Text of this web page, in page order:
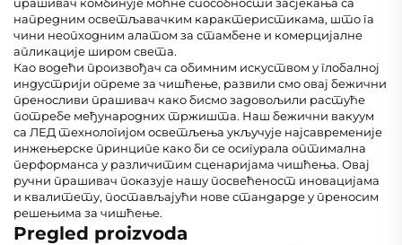
напредним осветљавачким карактеристикама, што га
чини неопходним алатом за стамбене и комерцијалне
апликације широм света.
Као водећи произвођач са обимним искуством у глобалној
индустрији опреме за чишћење, развили смо овај бежични
преносливи прашивач како бисмо задовољили растуће
потребе међународних тржишта. Наш бежични вакуум
са ЛЕД технологијом осветљења укључује најсавременије
инжењерске принципе како би се осигурала оптимална
перформанса у различитим сценаријама чишћења. Овај
ручни прашивач показује нашу посвећеност иновацијама
и квалитету, постављајући нове стандарде у преносим
решењима за чишћење.
Pregled proizvoda